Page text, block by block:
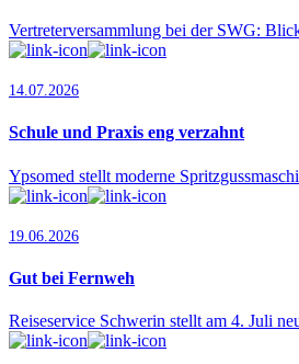
Vertreterversammlung bei der SWG:
14.07.2026
Schule und Praxis eng verzahnt
Ypsomed stellt moderne
19.06.2026
Gut bei Fernweh
Reiseservice Schwerin stellt am 4. Juli